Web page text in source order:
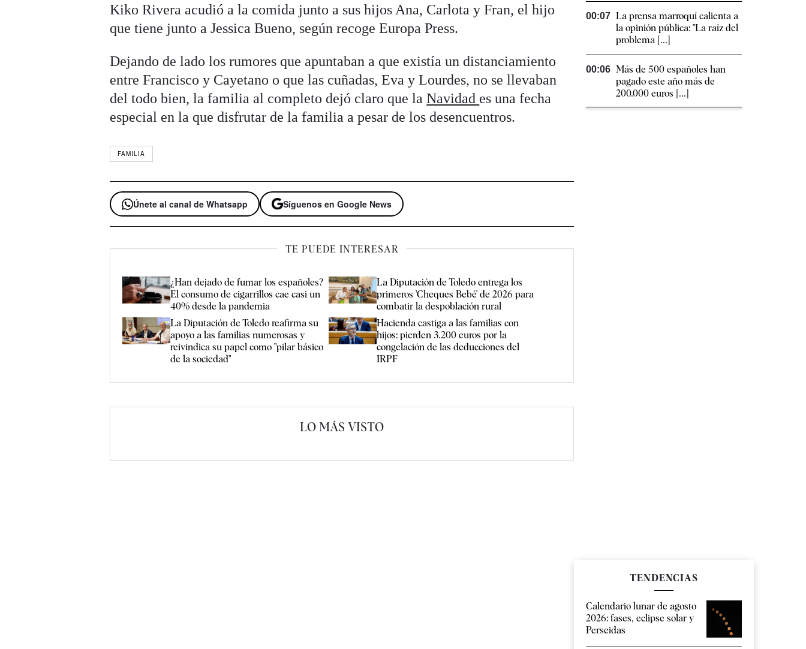
Kiko Rivera acudió a la comida junto a sus hijos Ana, Carlota y Fran, el hijo
que tiene junto a Jessica Bueno, según recoge Europa Press.
Dejando de lado los rumores que apuntaban a que existía un distanciamiento
entre Francisco y Cayetano o que las cuñadas, Eva y Lourdes, no se llevaban
del todo bien, la familia al completo dejó claro que laNavidad es una fecha
especial en la que disfrutar de la familia a pesar de los desencuentros.
FAMILIA
Únete al canal de Whatsapp Síguenos en Google News
TE PUEDE INTERESAR
¿Han dejado de fumar los españoles?
El consumo de cigarrillos cae casi un
40% desde la pandemia
La Diputación de Toledo entrega los
primeros 'Cheques Bebé' de 2026 para
combatir la despoblación rural
La Diputación de Toledo reafirma su
apoyo a las familias numerosas y
reivindica su papel como "pilar básico
de la sociedad"
Hacienda castiga a las familias con
hijos: pierden 3.200 euros por la
congelación de las deducciones del
IRPF
LO MÁS VISTO
00:07 La prensa marroquí calienta a
la opinión pública: "La raíz del
problema [...]
00:06 Más de 500 españoles han
pagado este año más de
200.000 euros [...]
TENDENCIAS
Calendario lunar de agosto
2026: fases, eclipse solar y
Perseidas